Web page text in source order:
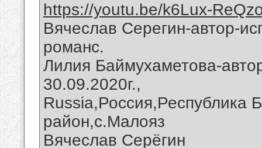
https://youtu.be/k6Lux-
Вячеслав Серегин-автор-
романс.
Лилия Баймухаметова-
30.09.2020г.,
Russia,Россия,Республика
район,с.Малояз
Вячеслав Серёгин